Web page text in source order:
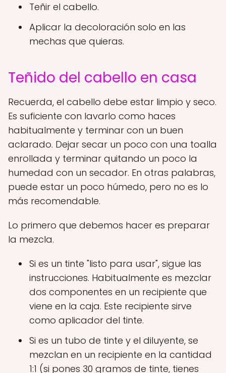
Teñir el cabello.
Aplicar la decoloración solo en las
mechas que quieras.
Teñido del cabello en casa
Recuerda, el cabello debe estar limpio y seco.
Es suficiente con lavarlo como haces
habitualmente y terminar con un buen
aclarado. Dejar secar un poco con una toalla
enrollada y terminar quitando un poco la
humedad con un secador. En otras palabras,
puede estar un poco húmedo, pero no es lo
más recomendable.
Lo primero que debemos hacer es preparar
la mezcla.
Si es un tinte "listo para usar", sigue las
instrucciones. Habitualmente es mezclar
dos componentes en un recipiente que
viene en la caja. Este recipiente sirve
como aplicador del tinte.
Si es un tubo de tinte y el diluyente, se
mezclan en un recipiente en la cantidad
1:1 (si pones 30 gramos de tinte, tienes